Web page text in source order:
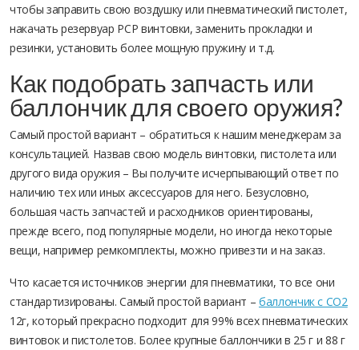
чтобы заправить свою воздушку или пневматический пистолет,
накачать резервуар PCP винтовки, заменить прокладки и
резинки, установить более мощную пружину и т.д.
Как подобрать запчасть или
баллончик для своего оружия?
Самый простой вариант – обратиться к нашим менеджерам за
консультацией. Назвав свою модель винтовки, пистолета или
другого вида оружия – Вы получите исчерпывающий ответ по
наличию тех или иных аксессуаров для него. Безусловно,
большая часть запчастей и расходников ориентированы,
прежде всего, под популярные модели, но иногда некоторые
вещи, например ремкомплекты, можно привезти и на заказ.
Что касается источников энергии для пневматики, то все они
стандартизированы. Самый простой вариант – баллончик с СО2
12г, который прекрасно подходит для 99% всех пневматических
винтовок и пистолетов. Более крупные баллончики в 25 г и 88 г